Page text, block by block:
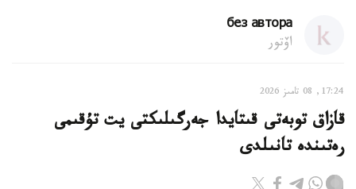
без автора
اۆتور
17:24, 08 تامىز 2026
قازاق توبەتى قىتايدا جەرگىلىكتى يت تۇقىمى
رەتىندە تانىلدى